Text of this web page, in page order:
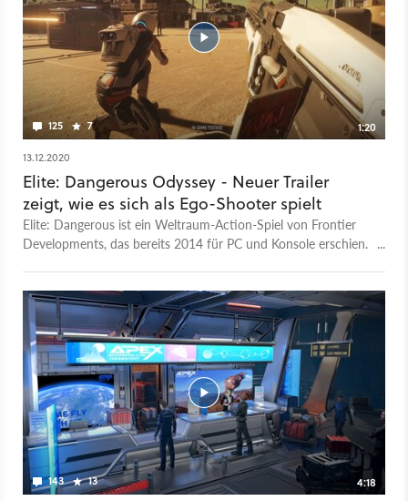
125 7
1:20
13.12.2020
Elite: Dangerous Odyssey - Neuer Trailer
zeigt, wie es sich als Ego-Shooter spielt
Elite: Dangerous ist ein Weltraum-Action-Spiel von Frontier
Developments, das bereits 2014 für PC und Konsole erschien.
erhalten. Bislang konntet ihr euch nur im Cockpit eures
Raumschiffs aufhalten und habt ferne Sterne und Planeten
besucht. Das Spiel besticht dabei durch eine astronomisch
hohe Anzahl von Himmelskörpern, die sogar stetig erweitert
werden und einen unendlichen Fluss an
Erkundungsmöglichkeiten bieten. Die Entwickler wollen mit
der Erweiterung “Odyssey” ein ganz neues Spielerlebnis
vermitteln und verwandeln das Spiel glatt in einen First-
Person-Shooter. Ihr werdet nun erstmalig die Gelegenheit
bekommen euer Raumschiff zu verlassen und Fuß auf
fremden Boden zu setzen. Neben fremden Planeten umfasst
143 13
4:18